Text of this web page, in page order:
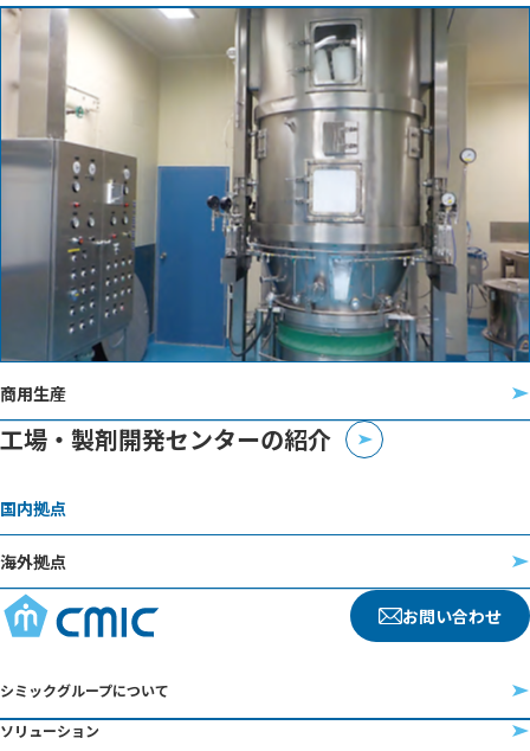
商用生産
工場・製剤開発センターの紹介
国内拠点
海外拠点
お問い合わせ
シミックグループについて
ソリューション